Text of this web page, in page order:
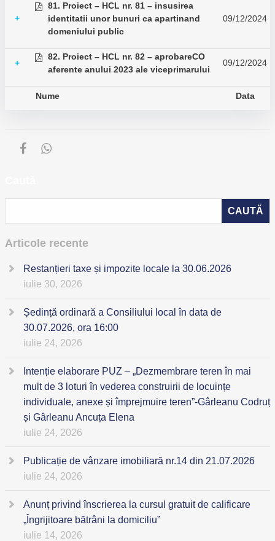
+
81. Proiect – HCL nr. 81 – insusirea
identitatii unor bunuri ca apartinand
domeniului public
09/12/2024
+
82. Proiect – HCL nr. 82 – aprobareCO
aferente anului 2023 ale viceprimarului
09/12/2024
Nume Data
Articole recente
Restanțieri taxe și impozite locale la 30.06.2026
iulie 30, 2026
Ședință ordinară a Consiliului local în data de
30.07.2026, ora 16:00
iulie 24, 2026
Intenție elaborare PUZ – „Dezmembrare teren în mai
mult de 3 loturi în vederea construirii de locuințe
individuale, anexe și împrejmuire teren”-Gârleanu Codruț
și Gârleanu Ancuța Elena
iulie 24, 2026
Publicație de vânzare imobiliară nr.14 din 21.07.2026
iulie 24, 2026
Anunț privind înscrierea la cursul gratuit de calificare
„Îngrijitoare bătrâni la domiciliu”
iulie 14, 2026